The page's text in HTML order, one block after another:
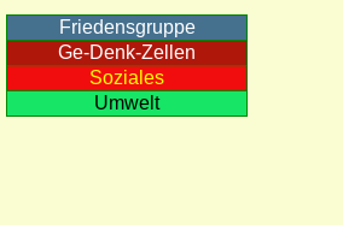
Friedensgruppe
Ge-Denk-Zellen
Soziales
Umwelt